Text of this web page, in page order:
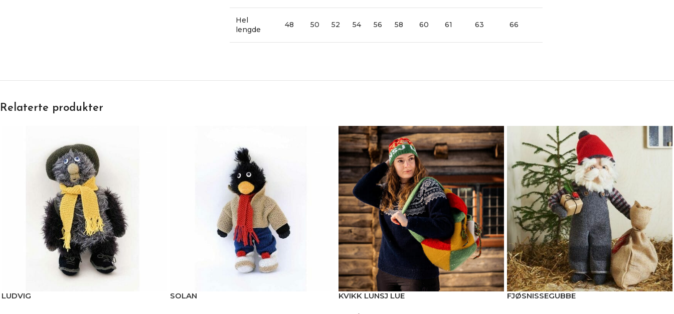
Hel
lengde
48 50 52 54 56 58 60 61 63 66
Relaterte produkter
LUDVIG SOLAN KVIKK LUNSJ LUE FJØSNISSEGUBBE